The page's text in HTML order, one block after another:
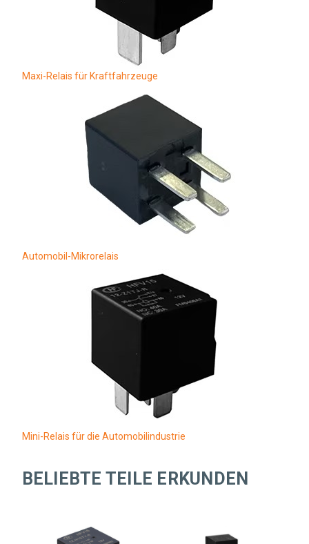
Maxi-Relais für Kraftfahrzeuge
Automobil-Mikrorelais
Mini-Relais für die Automobilindustrie
BELIEBTE TEILE ERKUNDEN